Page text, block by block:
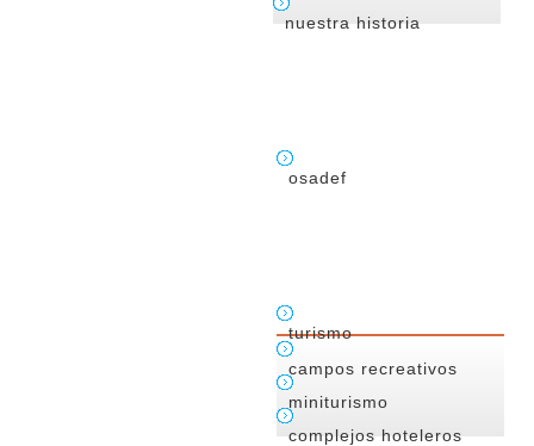
nuestra historia
osadef
turismo
campos recreativos
miniturismo
complejos hoteleros